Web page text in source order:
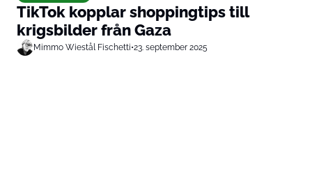
TikTok kopplar shoppingtips till
krigsbilder från Gaza
Mimmo Wiestål Fischetti•23. september 2025